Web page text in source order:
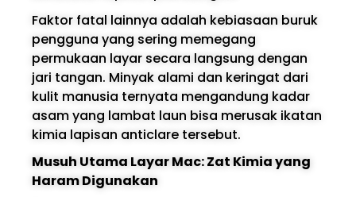
Faktor fatal lainnya adalah kebiasaan buruk
pengguna yang sering memegang
permukaan layar secara langsung dengan
jari tangan. Minyak alami dan keringat dari
kulit manusia ternyata mengandung kadar
asam yang lambat laun bisa merusak ikatan
kimia lapisan anticlare tersebut.
Musuh Utama Layar Mac: Zat Kimia yang
Haram Digunakan